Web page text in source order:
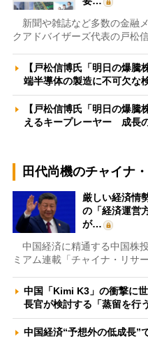
新聞や雑誌など多数の金融
クアドバイザーズ代表の戸松
【戸松信博氏「明日の爆
端半導体の製造に不可欠な
【戸松信博氏「明日の爆
えるキープレーヤー 成長
田代尚機のチャイナ
厳しい経済情
の「経済運営
が…
中国経済に精通する中国株
ミアム連載「チャイナ・リサ
中国「Kimi K3」の衝撃に
長官が検討する「蒸留を行
中国経済“予想外の低成長